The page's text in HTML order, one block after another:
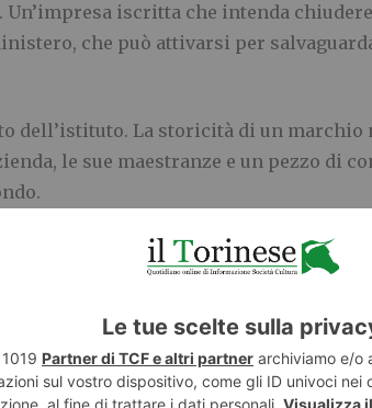
. Un’impresa iscritta che intenda
che può attivarsi per
dell’istituto. La storicità di un
le sue maestranze e un pezzo di
di responsabilità d’impresa si è
ambientale, la sicurezza di chi sta in